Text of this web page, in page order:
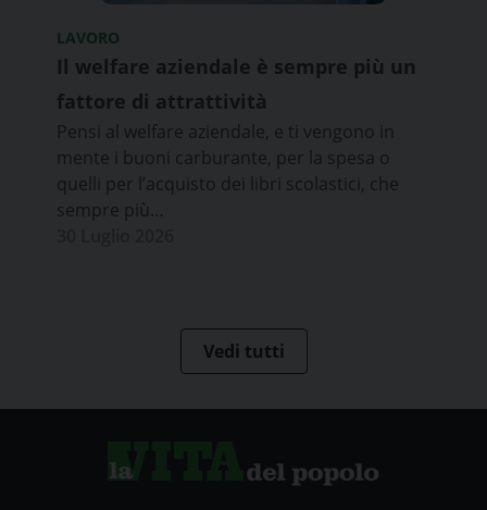
LAVORO
Il welfare aziendale è sempre più un
fattore di attrattività
Pensi al welfare aziendale, e ti vengono in
mente i buoni carburante, per la spesa o
quelli per l’acquisto dei libri scolastici, che
sempre più…
Vedi tutti